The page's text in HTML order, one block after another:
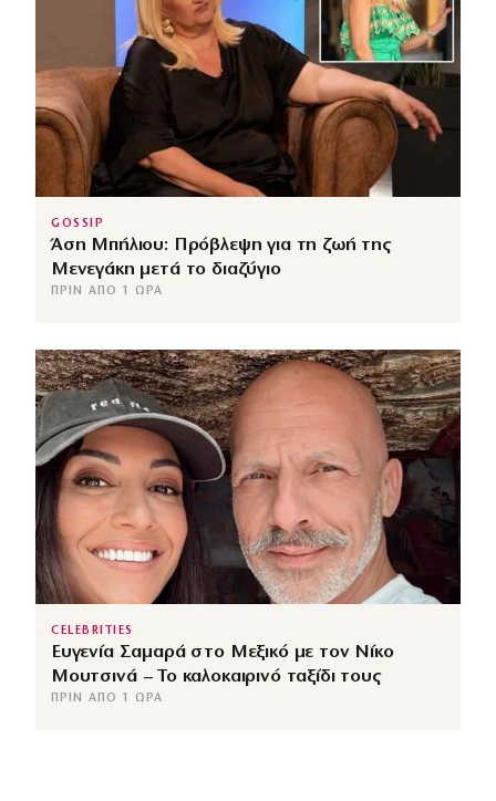
GOSSIP
Άση Μπήλιου: Πρόβλεψη για τη ζωή της
Μενεγάκη μετά το διαζύγιο
ΠΡΙΝ ΑΠΌ 1 ΏΡΑ
CELEBRITIES
Ευγενία Σαμαρά στο Μεξικό με τον Νίκο
Μουτσινά – Το καλοκαιρινό ταξίδι τους
ΠΡΙΝ ΑΠΌ 1 ΏΡΑ